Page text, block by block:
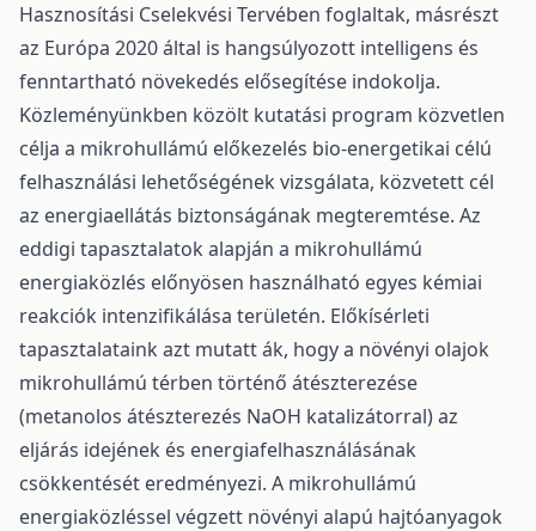
Hasznosítási Cselekvési Tervében foglaltak, másrészt
az Európa 2020 által is hangsúlyozott intelligens és
fenntartható növekedés elősegítése indokolja.
Közleményünkben közölt kutatási program közvetlen
célja a mikrohullámú előkezelés bio-energetikai célú
felhasználási lehetőségének vizsgálata, közvetett cél
az energiaellátás biztonságának megteremtése. Az
eddigi tapasztalatok alapján a mikrohullámú
energiaközlés előnyösen használható egyes kémiai
reakciók intenzifikálása területén. Előkísérleti
tapasztalataink azt mutatt ák, hogy a növényi olajok
mikrohullámú térben történő átészterezése
(metanolos átészterezés NaOH katalizátorral) az
eljárás idejének és energiafelhasználásának
csökkentését eredményezi. A mikrohullámú
energiaközléssel végzett növényi alapú hajtóanyagok